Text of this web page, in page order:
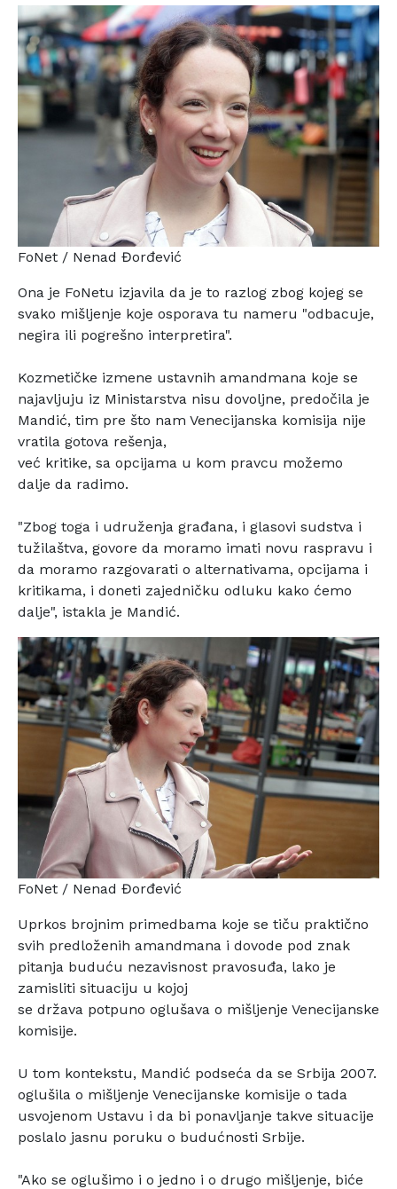
FoNet / Nenad Đorđević
Ona je FoNetu izjavila da je to razlog zbog kojeg se
svako mišljenje koje osporava tu nameru "odbacuje,
negira ili pogrešno interpretira".
Kozmetičke izmene ustavnih amandmana koje se
najavljuju iz Ministarstva nisu dovoljne, predočila je
Mandić, tim pre što nam Venecijanska komisija nije
vratila gotova rešenja,
već kritike, sa opcijama u kom pravcu možemo
dalje da radimo.
"Zbog toga i udruženja građana, i glasovi sudstva i
tužilaštva, govore da moramo imati novu raspravu i
da moramo razgovarati o alternativama, opcijama i
kritikama, i doneti zajedničku odluku kako ćemo
dalje", istakla je Mandić.
FoNet / Nenad Đorđević
Uprkos brojnim primedbama koje se tiču praktično
svih predloženih amandmana i dovode pod znak
pitanja buduću nezavisnost pravosuđa, lako je
zamisliti situaciju u kojoj
se država potpuno oglušava o mišljenje Venecijanske
komisije.
U tom kontekstu, Mandić podseća da se Srbija 2007.
oglušila o mišljenje Venecijanske komisije o tada
usvojenom Ustavu i da bi ponavljanje takve situacije
poslalo jasnu poruku o budućnosti Srbije.
"Ako se oglušimo i o jedno i o drugo mišljenje, biće